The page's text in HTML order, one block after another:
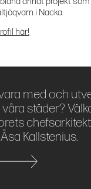
i Nacka.
här!
med och
städer?
Kallstenius.